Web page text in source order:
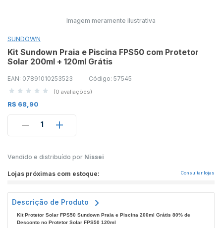
Imagem meramente ilustrativa
SUNDOWN
Kit Sundown Praia e Piscina FPS50 com Protetor
Solar 200ml + 120ml Grátis
EAN: 07891010253523 Código: 57545
(0 avaliações)
R$ 68,90
1
Vendido e distribuído por Nissei
Lojas próximas com estoque: Consultar lojas
Descrição de Produto
Kit Protetor Solar FPS50 Sundown Praia e Piscina 200ml Grátis 80% de
Desconto no Protetor Solar FPS50 120ml